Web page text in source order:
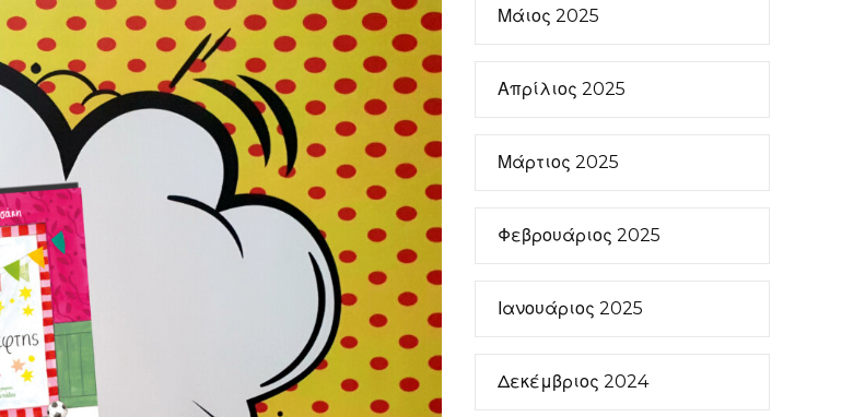
Μάιος 2025
Απρίλιος 2025
Μάρτιος 2025
Φεβρουάριος 2025
Ιανουάριος 2025
Δεκέμβριος 2024